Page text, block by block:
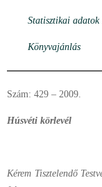
Statisztikai
Könyvajánlás
Szám: 429 – 2009.
Húsvéti körlevél
Kérem Tisztelendő